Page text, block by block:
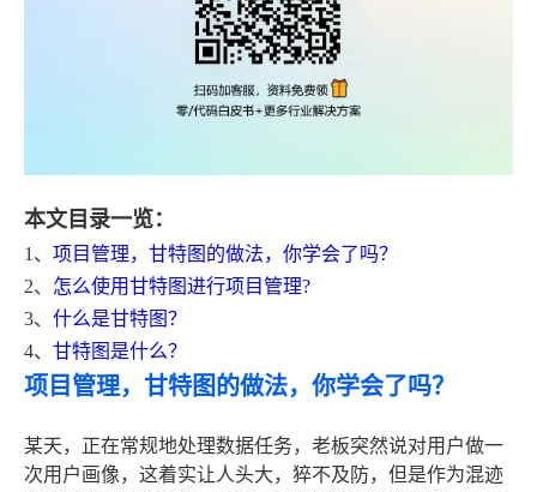
本文目录一览：
1、 项目管理，甘特图的做法，你学会了吗？
2、 怎么使用甘特图进行项目管理?
3、 什么是甘特图？
4、 甘特图是什么？
项目管理，甘特图的做法，你学会了吗？
某天，正在常规地处理数据任务，老板突然说对用户做一
次用户画像，这着实让人头大，猝不及防，但是作为混迹